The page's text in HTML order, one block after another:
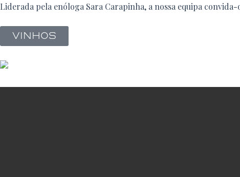
Liderada pela enóloga Sara Carapinha, a nossa equipa
VINHOS